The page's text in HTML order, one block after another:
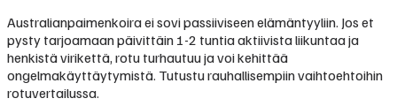
Australianpaimenkoira ei sovi passiiviseen elämäntyyliin. Jos et
pysty tarjoamaan päivittäin 1-2 tuntia aktiivista liikuntaa ja
henkistä virikettä, rotu turhautuu ja voi kehittää
ongelmakäyttäytymistä. Tutustu rauhallisempiin vaihtoehtoihin
rotuvertailussa.